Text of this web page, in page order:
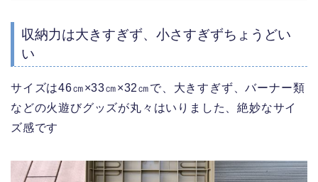
収納力は大きすぎず、小さすぎずちょうどい
い
サイズは46㎝×33㎝×32㎝で、大きすぎず、バーナー類
などの火遊びグッズが丸々はいりました、絶妙なサイ
ズ感です